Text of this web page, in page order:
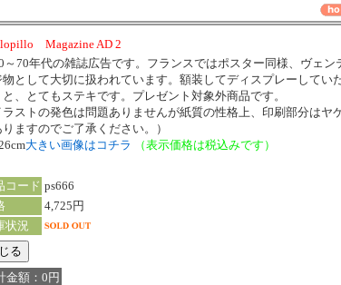
Magazine AD 2
～70年代の雑誌広告です。フランスではポスター同様、ヴェン
物として大切に扱われています。額装してディスプレーしてい
と、とてもステキです。プレゼント対象外商品です。
ラストの発色は問題ありませんが紙質の性格上、印刷部分はヤ
ますのでご了承ください。）
大きい画像はコチラ （表示価格は税込みです）
コード ps666
4,725円
状況
金額：0円